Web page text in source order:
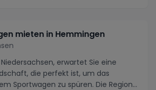
mieten in Hemmingen
erwartet Sie eine
die perfekt ist, um das
Sportwagen zu spüren. Die Region